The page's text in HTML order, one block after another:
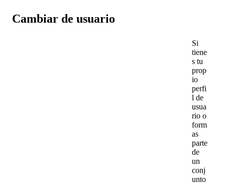
Cambiar de usuario
Si
tiene
s tu
prop
io
perfi
l de
usua
rio o
form
as
parte
de
un
conj
unto